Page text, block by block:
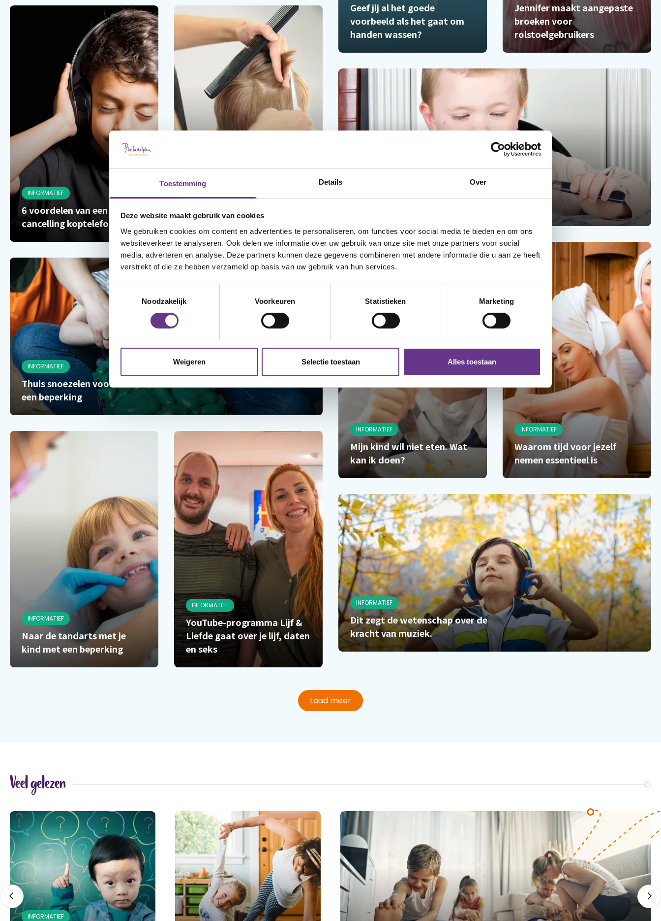
Toestemming Details Over
Deze website maakt gebruik van cookies
We gebruiken cookies om content en advertenties te personaliseren, om functies voor social media te bieden en om ons
websiteverkeer te analyseren. Ook delen we informatie over uw gebruik van onze site met onze partners voor social
media, adverteren en analyse. Deze partners kunnen deze gegevens combineren met andere informatie die u aan ze heeft
verstrekt of die ze hebben verzameld op basis van uw gebruik van hun services.
Toestemmingsselectie
Noodzakelijk
Voorkeuren Statistieken Marketing
Weigeren Selectie toestaan Alles toestaan
Geef jij al het goede
voorbeeld als het gaat om
handen wassen?
Jennifer maakt aangepaste
broeken voor
rolstoelgebruikers
INFORMATIEF
6 voordelen van een noise
cancelling koptelefoon
Mijn kind wil niet naar de
kapper! Wat nu?
INFORMATIEF
Mijn kind wil niet eten. Wat
kan ik doen?
INFORMATIEF
Waarom tijd voor jezelf
nemen essentieel is
INFORMATIEF
Thuis snoezelen voor kinderen met
een beperking
INFORMATIEF
Naar de tandarts met je
kind met een beperking
INFORMATIEF
YouTube-programma Lijf &
Liefde gaat over je lijf, daten
en seks
INFORMATIEF
Dit zegt de wetenschap over de
kracht van muziek.
Laad meer
Veel gelezen
INFORMATIEF